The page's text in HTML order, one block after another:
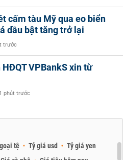
cấm tàu Mỹ qua eo biển
dầu bật tăng trở lại
trước
VPBankS xin từ
1 phút trước
tệ Tỷ giá usd
Tỷ giá yen